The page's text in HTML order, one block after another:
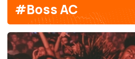
#Boss AC